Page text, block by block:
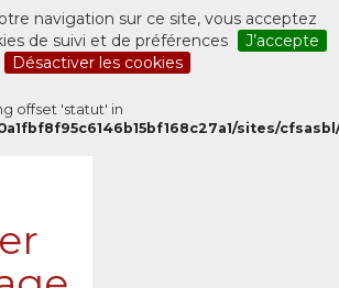
navigation sur ce site, vous acceptez
de suivi et de préférences
J’accepte
Désactiver les cookies
offset 'statut' in
sites/